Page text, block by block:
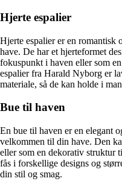
Hjerte espalier
Hjerte espalier er en romantisk
have. De har et hjerteformet
fokuspunkt i haven eller som
espalier fra Harald Nyborg er
materiale, så de kan holde i
Bue til haven
En bue til haven er en elegant
velkommen til din have. Den
eller som en dekorativ struktur
fås i forskellige designs og
din stil og smag.